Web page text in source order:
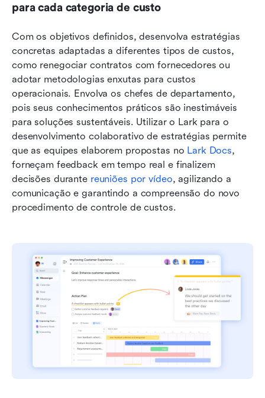
para cada categoria de custo
Com os objetivos definidos, desenvolva estratégias
concretas adaptadas a diferentes tipos de custos,
como renegociar contratos com fornecedores ou
adotar metodologias enxutas para custos
operacionais. Envolva os chefes de departamento,
pois seus conhecimentos práticos são inestimáveis
para soluções sustentáveis. Utilizar o Lark para o
desenvolvimento colaborativo de estratégias permite
que as equipes elaborem propostas no Lark Docs,
forneçam feedback em tempo real e finalizem
decisões durante reuniões por vídeo, agilizando a
comunicação e garantindo a compreensão do novo
procedimento de controle de custos.